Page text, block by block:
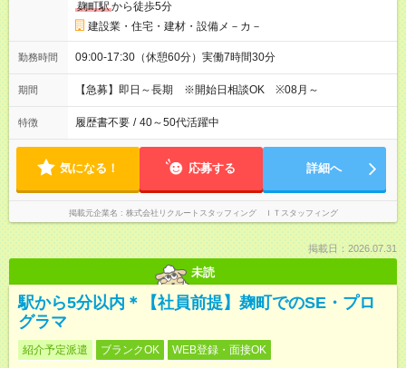
麹町駅から徒歩5分
建設業・住宅・建材・設備メ－カ－
勤務時間 09:00-17:30（休憩60分）実働7時間30分
期間 【急募】即日～長期 ※開始日相談OK ※08月～
特徴 履歴書不要 / 40～50代活躍中
気になる！ 応募する 詳細へ
掲載元企業名 株式会社リクルートスタッフィング ＩＴスタッフィング
掲載日：2026.07.31
未読
駅から5分以内＊【社員前提】麹町でのSE・プロ
グラマ
紹介予定派遣 ブランクOK WEB登録・面接OK